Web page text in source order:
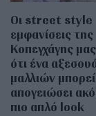
Οι street style
εμφανίσεις της
Κοπεγχάγης
ότι ένα
μαλλιών
απογειώσει
πιο απλό look